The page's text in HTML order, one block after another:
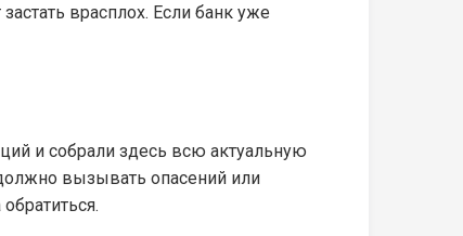
врасплох. Если банк уже
и собрали здесь всю актуальную
вызывать опасений или